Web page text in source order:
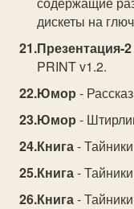
дискеты на
Презентация-2
PRINT v1.2.
Юмор -
Юмор -
Книга-
Книга-
Книга-